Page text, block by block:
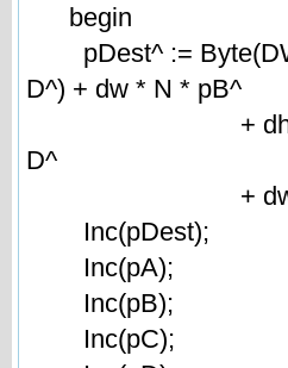
begin
pDest^ :=
D^) + dw * N * pB^
+ dh * B * pC^
D^
+ dw * dh div
Inc(pDest);
Inc(pA);
Inc(pB);
Inc(pC);